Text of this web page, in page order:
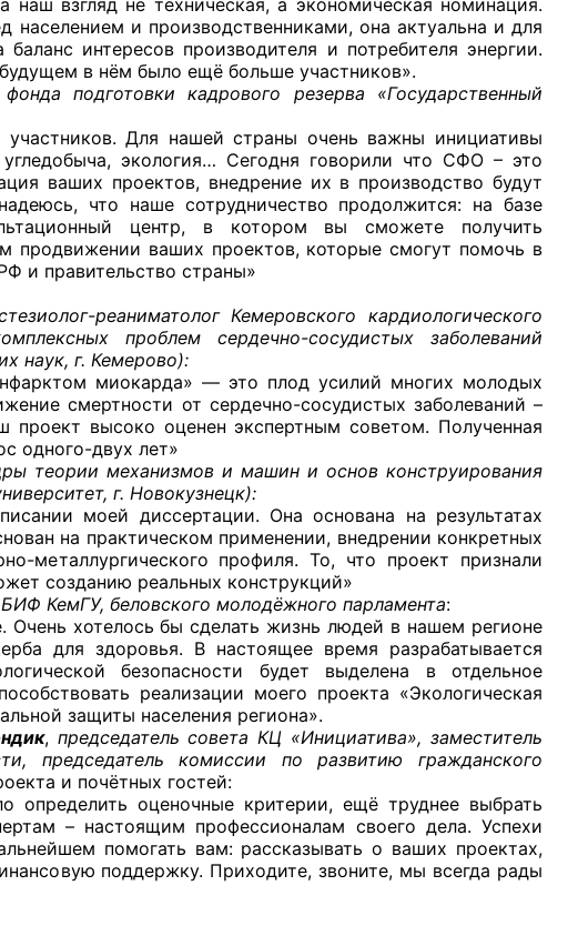
населением и производственниками, она актуальна и для
интересов производителя и потребителя энергии.
в нём было ещё больше участников».
подготовки кадрового резерва «Государственный
Для нашей страны очень важны инициативы
экология… Сегодня говорили что СФО – это
ваших проектов, внедрение их в производство будут
что наше сотрудничество продолжится: на базе
центр, в котором вы сможете получить
продвижении ваших проектов, которые смогут помочь в
и правительство страны»
реаниматолог Кемеровского кардиологического
проблем сердечно-сосудистых заболеваний
наук, г. Кемерово):
миокарда» — это плод усилий многих молодых
смертности от сердечно-сосудистых заболеваний –
проект высоко оценен экспертным советом. Полученная
одного-двух лет»
теории механизмов и машин и основ конструирования
г. Новокузнецк):
моей диссертации. Она основана на результатах
на практическом применении, внедрении конкретных
металлургического профиля. То, что проект признали
созданию реальных конструкций»
КемГУ, беловского молодёжного парламента:
Очень хотелось бы сделать жизнь людей в нашем регионе
для здоровья. В настоящее время разрабатывается
безопасности будет выделена в отдельное
реализации моего проекта «Экологическая
защиты населения региона».
, председатель совета КЦ «Инициатива», заместитель
председатель комиссии по развитию гражданского
и почётных гостей:
оценочные критерии, ещё труднее выбрать
– настоящим профессионалам своего дела. Успехи
помогать вам: рассказывать о ваших проектах,
поддержку. Приходите, звоните, мы всегда рады